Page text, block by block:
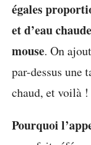
égales
et d’eau
mouse. On
par-dessus une
chaud, et voilà !
Pourquoi